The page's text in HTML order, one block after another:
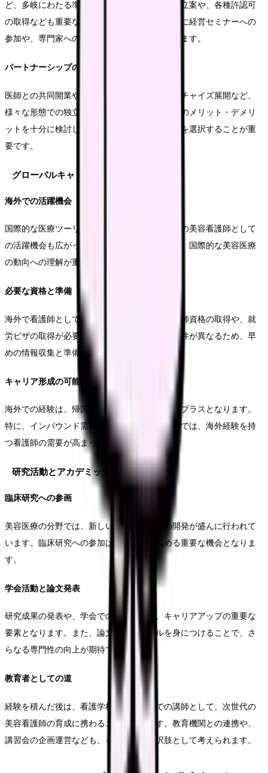
ど、多岐にわたる準備が必要です。資金計画の立案や、各種許認可
の取得なども重要なポイントとなります。事前に経営セミナーへの
参加や、専門家への相談を行うことをお勧めします。
パートナーシップの検討
医師との共同開業や、既存クリニックのフランチャイズ展開など、
様々な形態での独立が考えられます。それぞれのメリット・デメリ
ットを十分に検討し、自身の目標に合った方法を選択することが重
要です。
グローバルキャリアの展望
海外での活躍機会
国際的な医療ツーリズムの発展に伴い、海外での美容看護師として
の活躍機会も広がっています。語学力の向上と、国際的な美容医療
の動向への理解が重要となります。
必要な資格と準備
海外で看護師として働くためには、現地の看護師資格の取得や、就
労ビザの取得が必要となります。国によって要件が異なるため、早
めの情報収集と準備が重要です。
キャリア形成の可能性
海外での経験は、帰国後のキャリアにも大きなプラスとなります。
特に、インバウンド需要の高い国内クリニックでは、海外経験を持
つ看護師の需要が高まっています。
研究活動とアカデミックキャリア
臨床研究への参画
美容医療の分野では、新しい治療法や技術の開発が盛んに行われて
います。臨床研究への参加は、専門性を高める重要な機会となりま
す。
学会活動と論文発表
研究成果の発表や、学会での発表経験は、キャリアアップの重要な
要素となります。また、論文執筆のスキルを身につけることで、さ
らなる専門性の向上が期待できます。
教育者としての道
経験を積んだ後は、看護学校や専門学校での講師として、次世代の
美容看護師の育成に携わることも可能です。教育機関との連携や、
講習会の企画運営なども、キャリアの選択肢として考えられます。